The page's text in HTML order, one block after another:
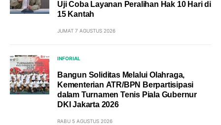
Uji Coba Layanan Peralihan Hak 10 Hari di
15 Kantah
JUMAT 7 AGUSTUS 2026
INFORIAL
Bangun Soliditas Melalui Olahraga,
Kementerian ATR/BPN Berpartisipasi
dalam Turnamen Tenis Piala Gubernur
DKI Jakarta 2026
RABU 5 AGUSTUS 2026